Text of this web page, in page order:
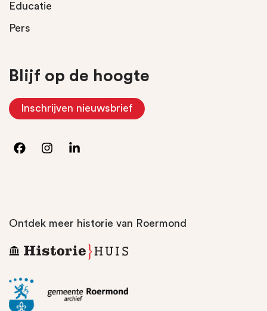
Educatie
Pers
Blijf op de hoogte
Inschrijven nieuwsbrief
(Opent in nieuw tabblad)
Ontdek meer historie van Roermond